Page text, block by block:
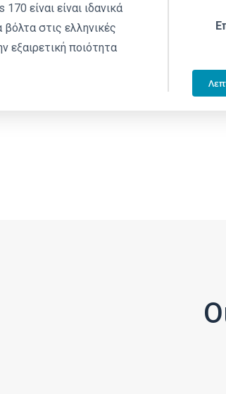
είναι είναι ιδανικά
βόλτα στις ελληνικές
εξαιρετική ποιότητα